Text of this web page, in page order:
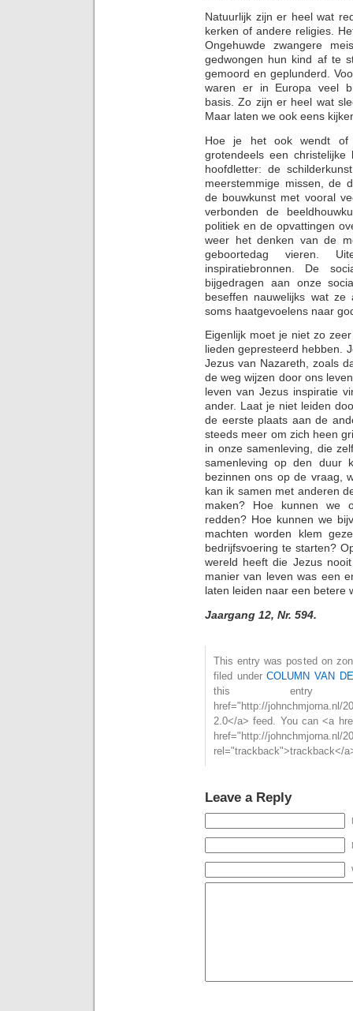
Natuurlijk zijn er heel wat
kerken of andere religies.
Ongehuwde zwangere
gedwongen hun kind af te
gemoord en geplunderd.
waren er in Europa veel
basis. Zo zijn er heel wat
Maar laten we ook eens
Hoe je het ook wendt of
grotendeels een
hoofdletter: de
meerstemmige missen, de
de bouwkunst met vooral
verbonden de
politiek en de opvattingen
weer het denken van de
geboortedag vieren.
inspiratiebronnen. De
bijgedragen aan onze
beseffen nauwelijks wat
soms haatgevoelens naar
Eigenlijk moet je niet zo
lieden gepresteerd hebben.
Jezus van Nazareth, zoals
de weg wijzen door ons
leven van Jezus inspiratie
ander. Laat je niet leiden
de eerste plaats aan de
steeds meer om zich heen
in onze samenleving, die
samenleving op den duur
bezinnen ons op de vraag,
kan ik samen met anderen
maken? Hoe kunnen we
redden? Hoe kunnen we
machten worden klem
bedrijfsvoering te starten?
wereld heeft die Jezus
manier van leven was een
laten leiden naar een betere
Jaargang 12, Nr. 594.
This entry was posted on
filed underCOLUMN VAN
this entry
href="http://johnchmjorna.nl/
2.0</a> feed. You can <a
href="http://johnchmjorna.nl/
rel="trackback">trackback</
Leave a Reply